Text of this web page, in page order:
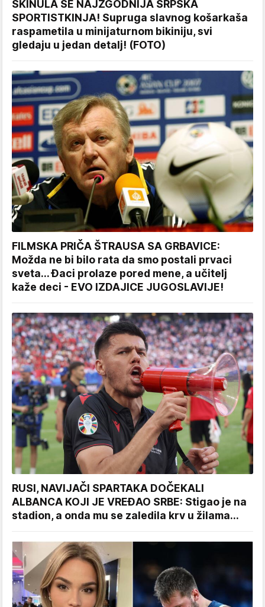
SKINULA SE NAJZGODNIJA SRPSKA
SPORTISTKINJA! Supruga slavnog košarkaša
raspametila u minijaturnom bikiniju, svi
gledaju u jedan detalj! (FOTO)
FILMSKA PRIČA ŠTRAUSA SA GRBAVICE:
Možda ne bi bilo rata da smo postali prvaci
sveta... Đaci prolaze pored mene, a učitelj
kaže deci - EVO IZDAJICE JUGOSLAVIJE!
RUSI, NAVIJAČI SPARTAKA DOČEKALI
ALBANCA KOJI JE VREĐAO SRBE: Stigao je na
stadion, a onda mu se zaledila krv u žilama...